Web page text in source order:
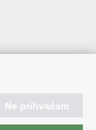
Ne prihvaćam